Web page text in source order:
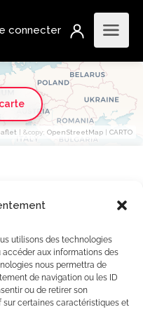
utilisons des technologies
aux informations des
nous permettra de
de navigation ou les ID
ou de retirer son
certaines caractéristiques et
| &​copy; OpenStreetMap | CARTO